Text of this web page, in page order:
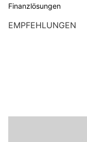
Finanzlösungen
EMPFEHLUNGEN